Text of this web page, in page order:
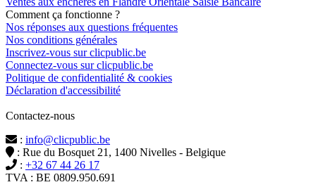
Comment ça fonctionne ?
Nos réponses aux questions fréquentes
Nos conditions générales
Inscrivez-vous sur clicpublic.be
Connectez-vous sur clicpublic.be
Politique de confidentialité & cookies
Déclaration d'accessibilité
Contactez-nous
: info@clicpublic.be
: Rue du Bosquet 21, 1400 Nivelles - Belgique
: +32 67 44 26 17
TVA : BE 0809.950.691